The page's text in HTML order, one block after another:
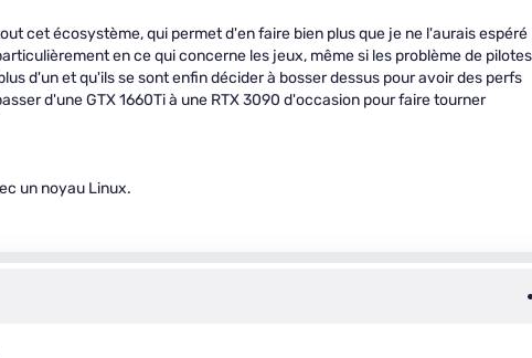
cet écosystème, qui permet d'en faire bien plus que je ne l'aurais espéré
en ce qui concerne les jeux, même si les problème de pilotes
d'un et qu'ils se sont enfin décider à bosser dessus pour avoir des perfs
d'une GTX 1660Ti à une RTX 3090 d'occasion pour faire tourner
un noyau Linux.